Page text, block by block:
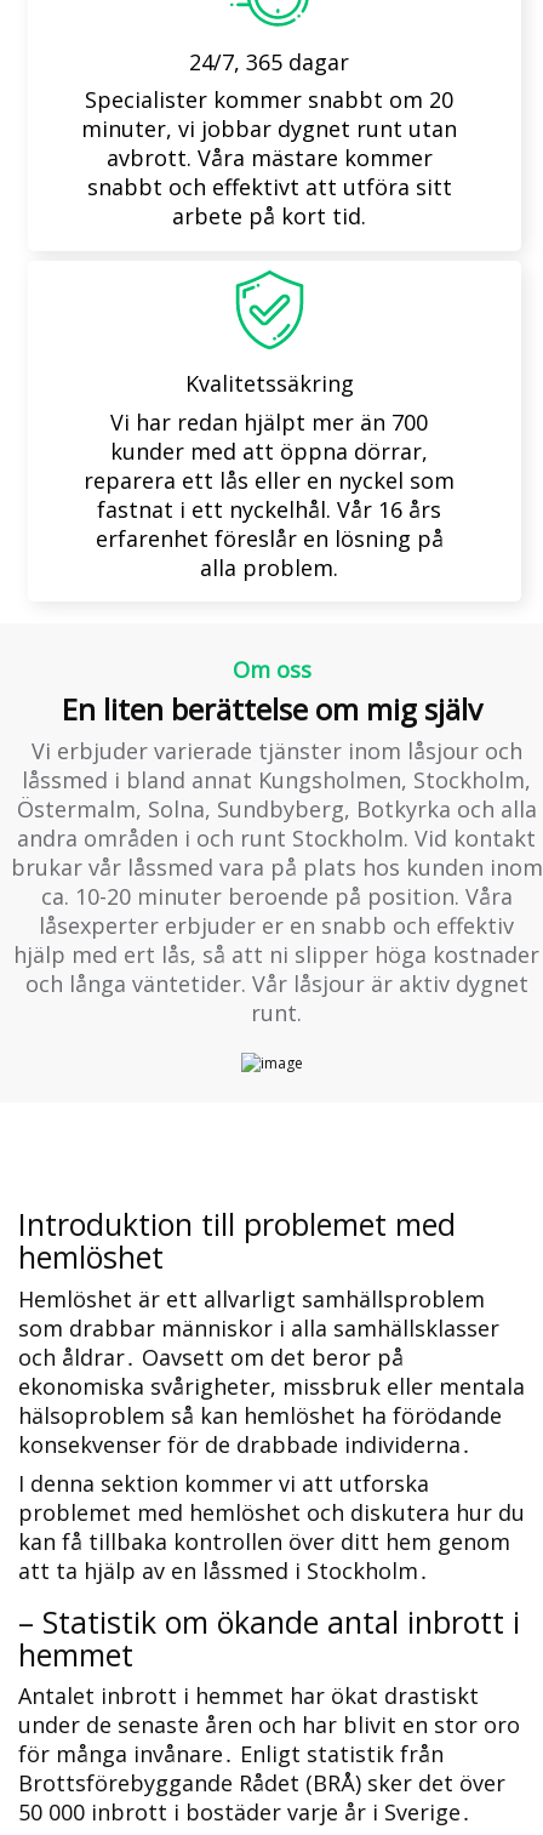
24/7, 365 dagar
Specialister kommer snabbt om 20
minuter, vi jobbar dygnet runt utan
avbrott. Våra mästare kommer
snabbt och effektivt att utföra sitt
arbete på kort tid.
Kvalitetssäkring
Vi har redan hjälpt mer än 700
kunder med att öppna dörrar,
reparera ett lås eller en nyckel som
fastnat i ett nyckelhål. Vår 16 års
erfarenhet föreslår en lösning på
alla problem.
Om oss
En liten berättelse om mig själv
Vi erbjuder varierade tjänster inom låsjour och
låssmed i bland annat Kungsholmen, Stockholm,
Östermalm, Solna, Sundbyberg, Botkyrka och alla
andra områden i och runt Stockholm. Vid kontakt
brukar vår låssmed vara på plats hos kunden inom
ca. 10-20 minuter beroende på position. Våra
låsexperter erbjuder er en snabb och effektiv
hjälp med ert lås, så att ni slipper höga kostnader
och långa väntetider. Vår låsjour är aktiv dygnet
runt.
Introduktion till problemet med
hemlöshet
Hemlöshet är ett allvarligt samhällsproblem
som drabbar människor i alla samhällsklasser
och åldrar․ Oavsett om det beror på
ekonomiska svårigheter, missbruk eller mentala
hälsoproblem så kan hemlöshet ha förödande
konsekvenser för de drabbade individerna․
I denna sektion kommer vi att utforska
problemet med hemlöshet och diskutera hur du
kan få tillbaka kontrollen över ditt hem genom
att ta hjälp av en låssmed i Stockholm․
– Statistik om ökande antal inbrott i
hemmet
Antalet inbrott i hemmet har ökat drastiskt
under de senaste åren och har blivit en stor oro
för många invånare․ Enligt statistik från
Brottsförebyggande Rådet (BRÅ) sker det över
50 000 inbrott i bostäder varje år i Sverige․